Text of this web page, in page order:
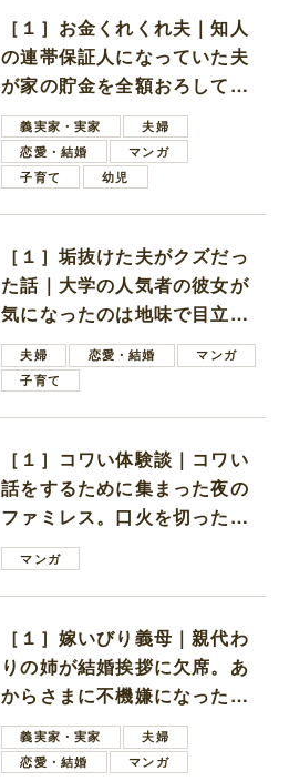
［１］お金くれくれ夫｜知人
の連帯保証人になっていた夫
が家の貯金を全額おろしてほ
しいと言ってきた
義実家・実家
夫婦
恋愛・結婚
マンガ
子育て
幼児
［１］垢抜けた夫がクズだっ
た話｜大学の人気者の彼女が
気になったのは地味で目立た
ない男子学生
夫婦 恋愛・結婚
マンガ
子育て
［１］コワい体験談｜コワい
話をするために集まった夜の
ファミレス。口火を切ったの
は電車好きの男の子ママ
マンガ
［１］嫁いびり義母｜親代わ
りの姉が結婚挨拶に欠席。あ
からさまに不機嫌になった義
母義実家・実家
夫婦
恋愛・結婚
マンガ